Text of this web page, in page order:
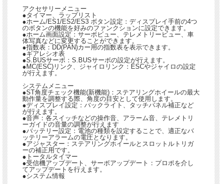
アクセサリーメニュー
●タイマー、ラップリスト
●ホーム/ES1/ES2/ES3 ボタン設定：ディスプレイ手前の4つ
のボタンの機能を好みのファンクションに設定できます。
●ホーム画面設定：サーボビュー、テレメトリービュー、車
体写真などに変更することができます。
●指数表：DD(PAN)カー用の指数表を表示できます。
●ギアレシオ表
●S.BUSサーボ：S.BUSサーボの設定が行えます。
●MC(ESC)リンク、ジャイロリンク：ESCやジャイロの設定
が行えます。
システムメニュー
●ST角度チェック機能(新機能)：ステアリングホイールの最大
動作量を調整する際、角度の目安として使用します。
●ディスプレイ設定：バックライト、タッチパネル補正など
が行えます。
●音声：各スイッチなどの操作音、アラーム音、テレメトリ
ーガイドの音量の調整が行えます
●バッテリー設定：電池の種類を設定することで、適正なバ
ッテリーアラームの電圧となります。
●アジャスター：ステアリングホイールとスロットルトリガ
ーの補正用です。
●トータルタイマー
●受信機アップデート、サーボアップデート：プロポを介し
てアップデートを行えます。
●システム情報